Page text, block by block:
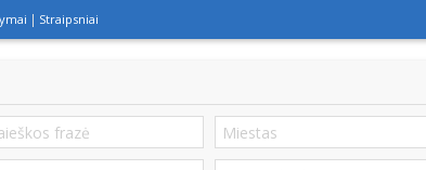
Straipsniai